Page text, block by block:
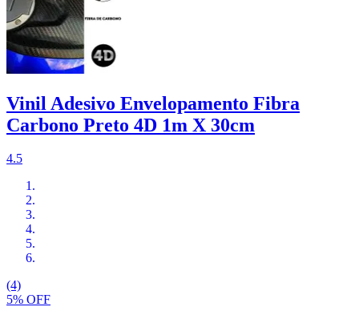
Vinil Adesivo Envelopamento Fibra
Carbono Preto 4D 1m X 30cm
4.5
(4)
5% OFF